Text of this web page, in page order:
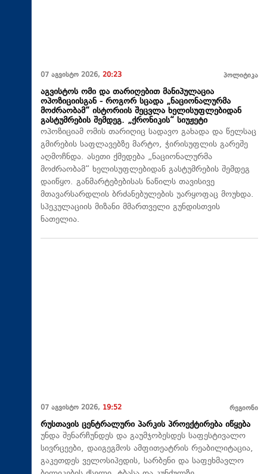
07 აგვისტო 2026, 20:23 პოლიტიკა
აგვისტოს ომი და თარიღებით მანიპულაცია
ოპოზიციისგან - როგორ სცადა „ნაციონალურმა
მოძრაობამ“ ისტორიის შეცვლა ხელისუფლებიდან
გასტუმრების შემდეგ. „ქრონიკის“ სიუჟეტი
ოპოზიციამ ომის თარიღიც სადავო გახადა და წელსაც
გმირების საფლავებზე მარტო, ჭირისუფლის გარეშე
აღმოჩნდა. ასეთი ქმედება „ნაციონალურმა
მოძრაობამ“ ხელისუფლებიდან გასტუმრების შემდეგ
დაიწყო. განმარტებებისას ნაწილს თავისივე
მთავარსარდლის ბრძანებულების უარყოფაც მოუხდა.
სპეკულაციის მიზანი მმართველი გუნდისთვის
ნათელია.
07 აგვისტო 2026, 19:52 რეგიონი
რუსთავის ცენტრალური პარკის პროექტირება იწყება
უნდა შენარჩუნდეს და გაუმჯობესდეს საფესტივალო
სივრცეები, დაიგეგმოს ამფითეატრის რეაბილიტაცია,
გაკეთდეს ველოსიპედის, სარბენი და საფეხმავლო